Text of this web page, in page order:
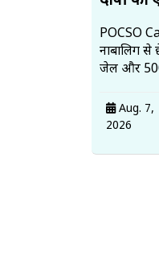
POCSO
नाबालिग
जेल और
Aug. 7,
2026